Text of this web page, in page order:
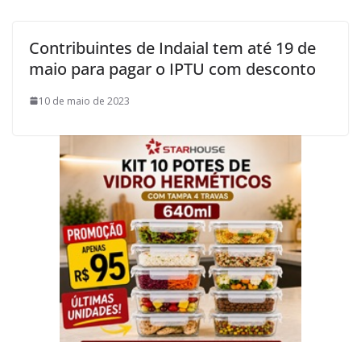
Contribuintes de Indaial tem até 19 de
maio para pagar o IPTU com desconto
10 de maio de 2023